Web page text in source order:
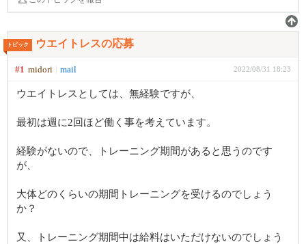
トピック ウエイトレスの応募
#1 midori mail 2022/08/31 18:23
ウエイトレスとしては、無経験ですが、
最初は週に2回ほど働く事を考えています。
経験がないので、トレーニング期間があると思うのです
が、
大体どのくらいの期間トレーニングを受けるのでしょう
か？
又、トレーニング期間中は給料はいただけないのでしょう